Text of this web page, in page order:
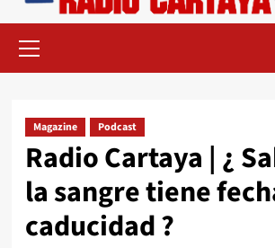
Magazine Podcast
Radio Cartaya | ¿
la sangre tiene
caducidad ?